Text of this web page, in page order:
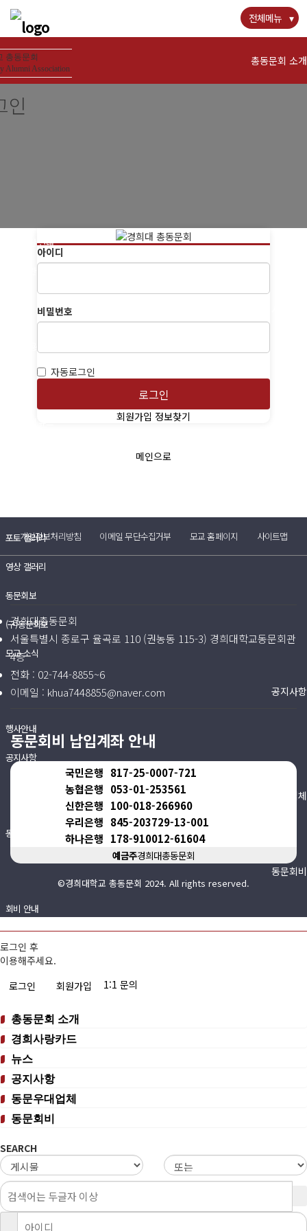
전체메뉴
총동문회 소개
인사말
장학재단 안내
포토 갤러리
영상 갤러리
동문회보
(구)동문회보
모교 소식
공지사항
행사안내
공지사항
동문우대업체
동문우대업체
동문회비
회비 안내
동문ID카드 발급
총동문회
Alumni Association
인
아이디
비밀번호
자동로그인
로그인
회원가입 정보찾기
메인으로
개인정보처리방침 이메일 무단수집거부 모교 홈페이지 사이트맵
경희대총동문회
서울특별시 종로구 율곡로 110 (권농동 115-3) 경희대학교동문회관
4층
전화 : 02-744-8855~6
이메일 : khua7448855@naver.com
동문회비 납입계좌 안내
국민은행 817-25-0007-721
농협은행 053-01-253561
신한은행 100-018-266960
우리은행 845-203729-13-001
하나은행 178-910012-61604
예금주경희대총동문회
©경희대학교 총동문회 2024. All rights reserved.
로그인 후
이용해주세요.
로그인
회원가입 1:1 문의
총동문회 소개
경희사랑카드
뉴스
공지사항
동문우대업체
동문회비
SEARCH